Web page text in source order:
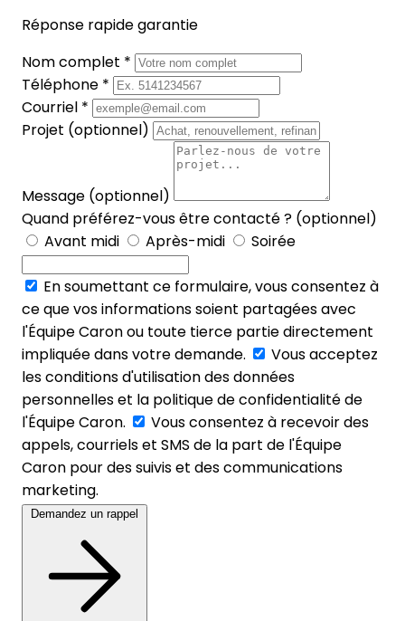
Réponse rapide garantie
Nom complet *
Téléphone *
Courriel *
Projet (optionnel)
Message (optionnel)
Quand préférez-vous être contacté ? (optionnel)
Avant midi
Après-midi Soirée
En soumettant ce formulaire, vous consentez à
ce que vos informations soient partagées avec
l'Équipe Caron ou toute tierce partie directement
impliquée dans votre demande.
Vous acceptez
les conditions d'utilisation des données
personnelles et la politique de confidentialité de
l'Équipe Caron.
Vous consentez à recevoir des
appels, courriels et SMS de la part de l'Équipe
Caron pour des suivis et des communications
marketing.
Demandez un rappel